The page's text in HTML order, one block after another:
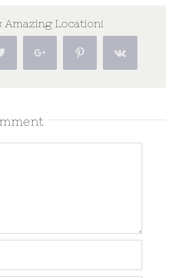
Amazing Location!
Twitter Google+ Pinterest Vk